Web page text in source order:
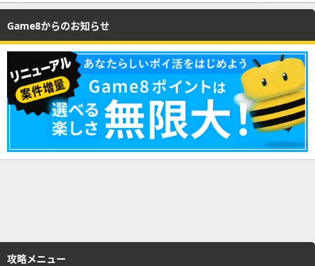
Game8からのお知らせ
攻略メニュー